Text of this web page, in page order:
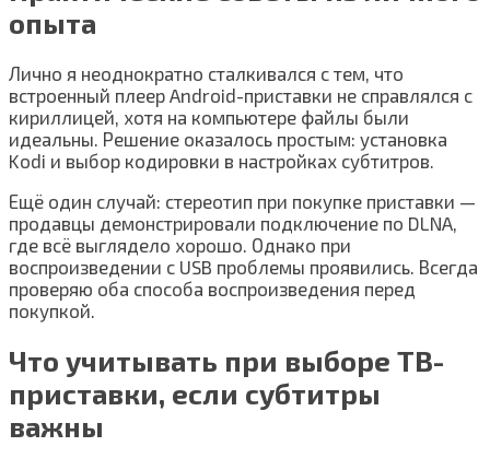
опыта
Лично я неоднократно сталкивался с тем, что
встроенный плеер Android-приставки не справлялся с
кириллицей, хотя на компьютере файлы были
идеальны. Решение оказалось простым: установка
Kodi и выбор кодировки в настройках субтитров.
Ещё один случай: стереотип при покупке приставки —
продавцы демонстрировали подключение по DLNA,
где всё выглядело хорошо. Однако при
воспроизведении с USB проблемы проявились. Всегда
проверяю оба способа воспроизведения перед
покупкой.
Что учитывать при выборе ТВ-
приставки, если субтитры
важны